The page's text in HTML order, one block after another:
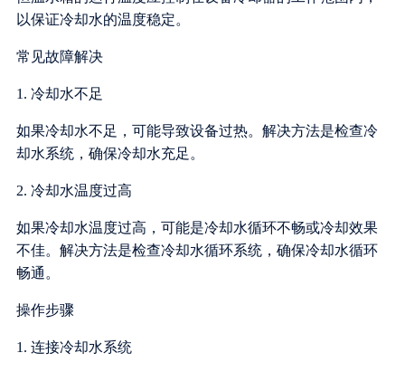
以保证冷却水的温度稳定。
常见故障解决
1. 冷却水不足
如果冷却水不足，可能导致设备过热。解决方法是检查冷
却水系统，确保冷却水充足。
2. 冷却水温度过高
如果冷却水温度过高，可能是冷却水循环不畅或冷却效果
不佳。解决方法是检查冷却水循环系统，确保冷却水循环
畅通。
操作步骤
1. 连接冷却水系统